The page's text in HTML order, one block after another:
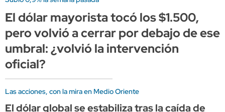
El dólar mayorista tocó los $1.500,
pero volvió a cerrar por debajo de ese
umbral: ¿volvió la intervención
oficial?
Las acciones, con la mira en Medio Oriente
El dólar global se estabiliza tras la caída de